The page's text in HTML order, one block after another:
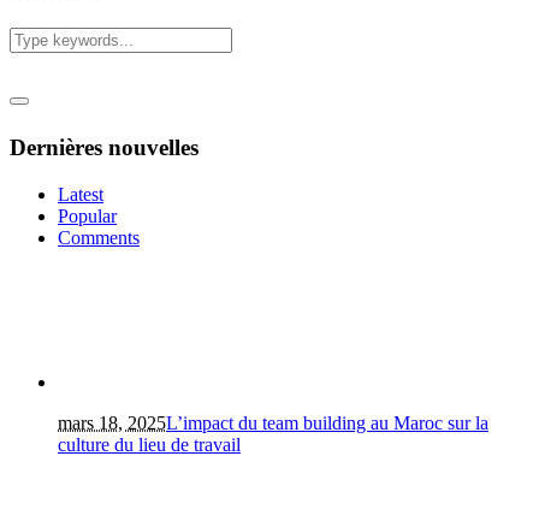
Dernières nouvelles
Latest
Popular
Comments
mars 18, 2025L’impact du team building au Maroc sur la
culture du lieu de travail